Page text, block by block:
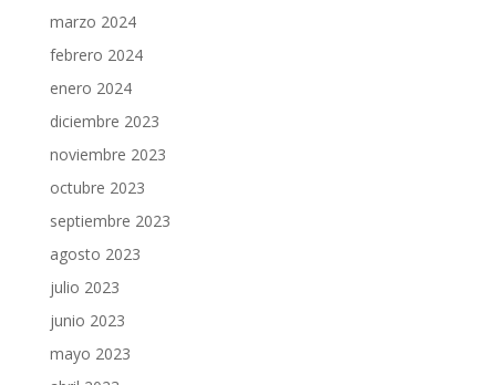
marzo 2024
febrero 2024
enero 2024
diciembre 2023
noviembre 2023
octubre 2023
septiembre 2023
agosto 2023
julio 2023
junio 2023
mayo 2023